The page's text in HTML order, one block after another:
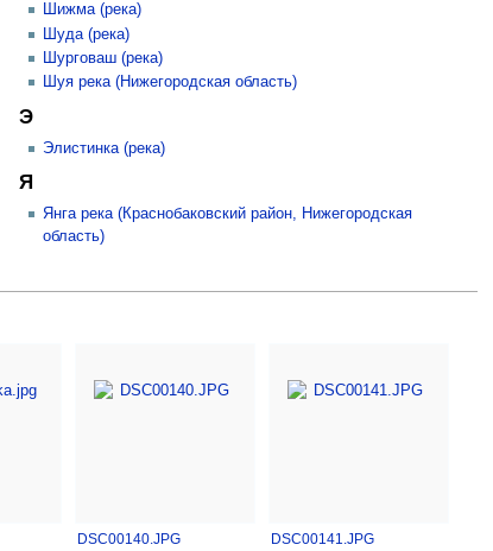
Шижма (река)
Шуда (река)
Шурговаш (река)
Шуя река (Нижегородская область)
Э
Элистинка (река)
Я
Янга река (Краснобаковский район, Нижегородская
область)
DSC00140.JPG
DSC00141.JPG